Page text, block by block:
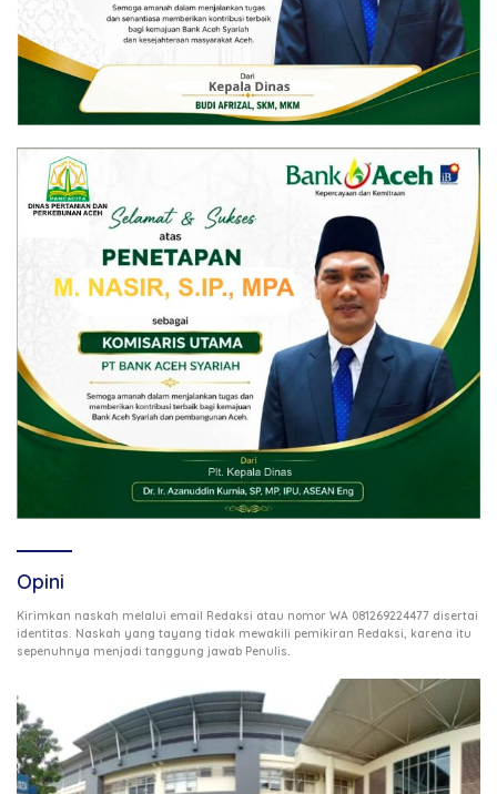
Opini
Kirimkan naskah melalui email Redaksi atau nomor WA 081269224477 disertai
identitas. Naskah yang tayang tidak mewakili pemikiran Redaksi, karena itu
sepenuhnya menjadi tanggung jawab Penulis